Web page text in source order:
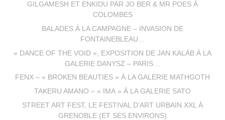
GILGAMESH ET ENKIDU PAR JO BER & MR POES À
COLOMBES
BALADES À LA CAMPAGNE – INVASION DE
FONTAINEBLEAU…
« DANCE OF THE VOID », EXPOSITION DE JAN KALÁB À LA
GALERIE DANYSZ – PARIS…
FENX – « BROKEN BEAUTIES » À LA GALERIE MATHGOTH
TAKERU AMANO – « IMA » À LA GALERIE SATO
STREET ART FEST, LE FESTIVAL D’ART URBAIN XXL À
GRENOBLE (ET SES ENVIRONS)